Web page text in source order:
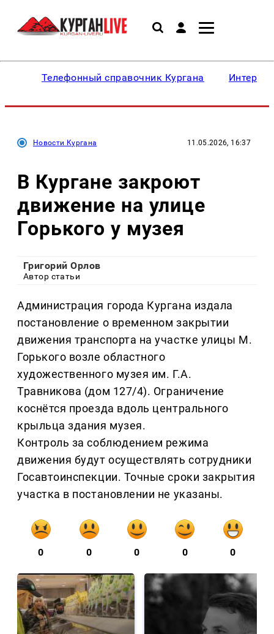
Телефонный справочник Кургана
Новости Кургана 11.05.2026, 16:37
В Кургане закроют
движение на улице
Горького у музея
Григорий Орлов
Автор статьи
Администрация города Кургана издала
постановление о временном закрытии
движения транспорта на участке улицы М.
Горького возле областного
художественного музея им. Г.А.
Травникова (дом 127/4). Ограничение
коснётся проезда вдоль центрального
крыльца здания музея.
Контроль за соблюдением режима
движения будут осуществлять сотрудники
Госавтоинспекции. Точные сроки закрытия
участка в постановлении не указаны.
0 0 0 0 0